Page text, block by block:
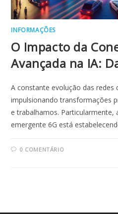
INFORMAÇÕES
O Impacto da
Avançada na IA:
A constante evolução das redes
impulsionando transformações
e trabalhamos. Particularmente,
emergente 6G está
0 COMENTÁRIO